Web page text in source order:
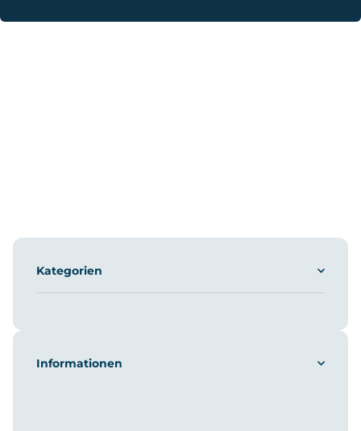
Kategorien
Informationen